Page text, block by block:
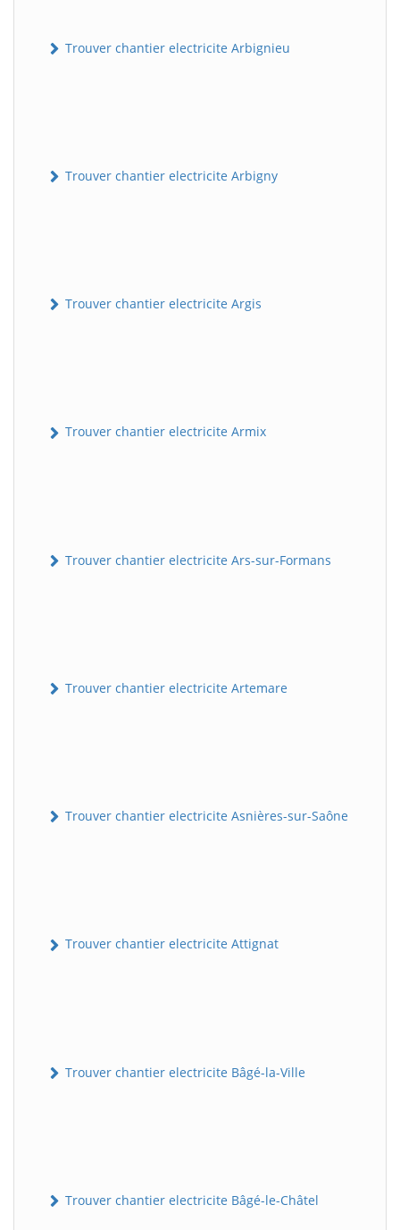
Trouver chantier electricite Arbignieu
Trouver chantier electricite Arbigny
Trouver chantier electricite Argis
Trouver chantier electricite Armix
Trouver chantier electricite Ars-sur-Formans
Trouver chantier electricite Artemare
Trouver chantier electricite Asnières-sur-Saône
Trouver chantier electricite Attignat
Trouver chantier electricite Bâgé-la-Ville
Trouver chantier electricite Bâgé-le-Châtel